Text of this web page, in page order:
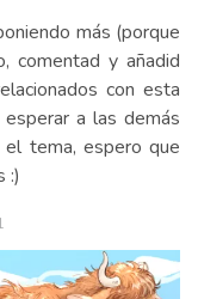
más (porque
comentad y añadid
con esta
a las demás
tema, espero que
:)